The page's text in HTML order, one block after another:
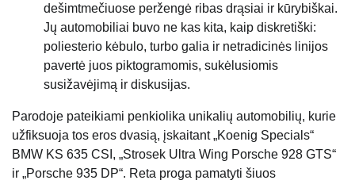
dešimtmečiuose peržengė ribas drąsiai ir kūrybiškai.
Jų automobiliai buvo ne kas kita, kaip diskretiški:
poliesterio kėbulo, turbo galia ir netradicinės linijos
pavertė juos piktogramomis, sukėlusiomis
susižavėjimą ir diskusijas.
Parodoje pateikiami penkiolika unikalių automobilių, kurie
užfiksuoja tos eros dvasią, įskaitant „Koenig Specials“
BMW KS 635 CSI, „Strosek Ultra Wing Porsche 928 GTS“
ir „Porsche 935 DP“. Reta proga pamatyti šiuos